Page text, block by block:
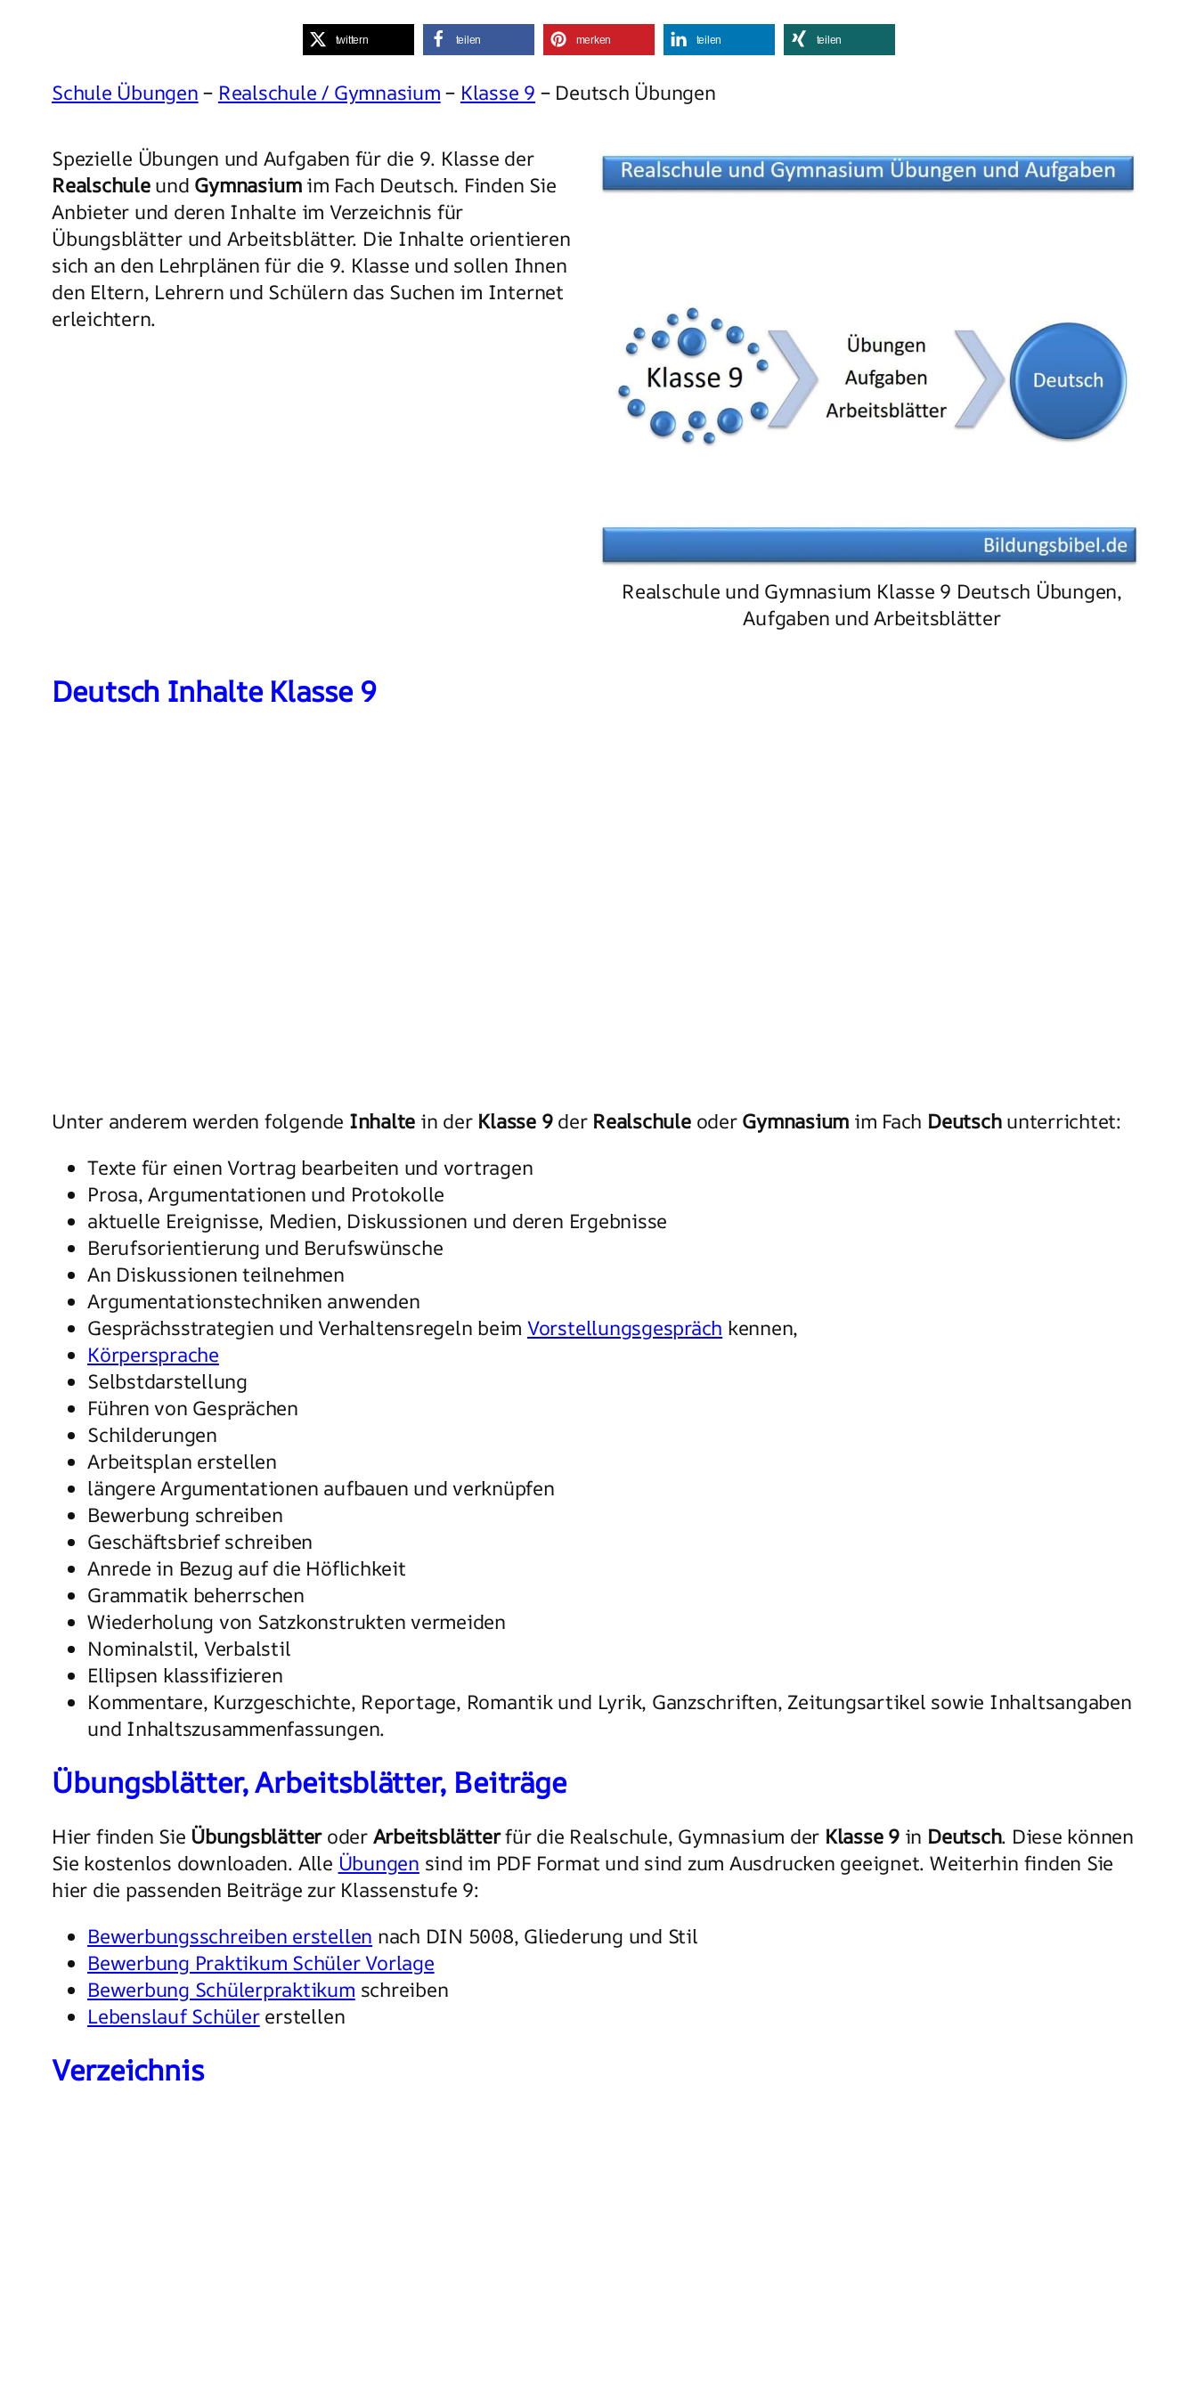
twittern teilen merken teilen teilen
Schule Übungen – Realschule / Gymnasium – Klasse 9 – Deutsch Übungen
Spezielle Übungen und Aufgaben für die 9. Klasse der
Realschuleund Gymnasiumim Fach Deutsch. Finden Sie
Anbieter und deren Inhalte im Verzeichnis für
Übungsblätter und Arbeitsblätter. Die Inhalte orientieren
sich an den Lehrplänen für die 9. Klasse und sollen Ihnen
den Eltern, Lehrern und Schülern das Suchen im Internet
erleichtern.
Realschule und Gymnasium Klasse 9 Deutsch Übungen,
Aufgaben und Arbeitsblätter
Deutsch Inhalte Klasse 9
Unter anderem werden folgende Inhalte in der Klasse 9der Realschuleoder Gymnasium im Fach Deutschunterrichtet:
Texte für einen Vortrag bearbeiten und vortragen
Prosa, Argumentationen und Protokolle
aktuelle Ereignisse, Medien, Diskussionen und deren Ergebnisse
Berufsorientierung und Berufswünsche
An Diskussionen teilnehmen
Argumentationstechniken anwenden
Gesprächsstrategien und Verhaltensregeln beim Vorstellungsgespräch kennen,
Körpersprache
Selbstdarstellung
Führen von Gesprächen
Schilderungen
Arbeitsplan erstellen
längere Argumentationen aufbauen und verknüpfen
Bewerbung schreiben
Geschäftsbrief schreiben
Anrede in Bezug auf die Höflichkeit
Grammatik beherrschen
Wiederholung von Satzkonstrukten vermeiden
Nominalstil, Verbalstil
Ellipsen klassifizieren
Kommentare, Kurzgeschichte, Reportage, Romantik und Lyrik, Ganzschriften, Zeitungsartikel sowie Inhaltsangaben
und Inhaltszusammenfassungen.
Übungsblätter, Arbeitsblätter, Beiträge
Hier finden Sie Übungsblätteroder Arbeitsblätterfür die Realschule, Gymnasium der Klasse 9in Deutsch. Diese können
Sie kostenlos downloaden. Alle Übungen sind im PDF Format und sind zum Ausdrucken geeignet. Weiterhin finden Sie
hier die passenden Beiträge zur Klassenstufe 9:
Bewerbungsschreiben erstellen nach DIN 5008, Gliederung und Stil
Bewerbung Praktikum Schüler Vorlage
Bewerbung Schülerpraktikum schreiben
Lebenslauf Schülererstellen
Verzeichnis